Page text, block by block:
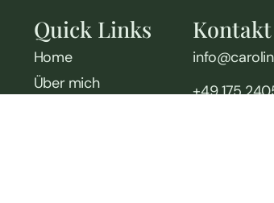
Quick Links
Home
Über mich
Kontakt
+49 175